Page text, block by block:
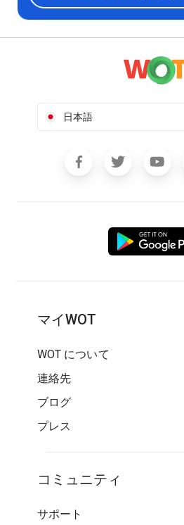
日本語
マイWOT
WOT について
連絡先
ブログ
プレス
コミュニティ
サポート